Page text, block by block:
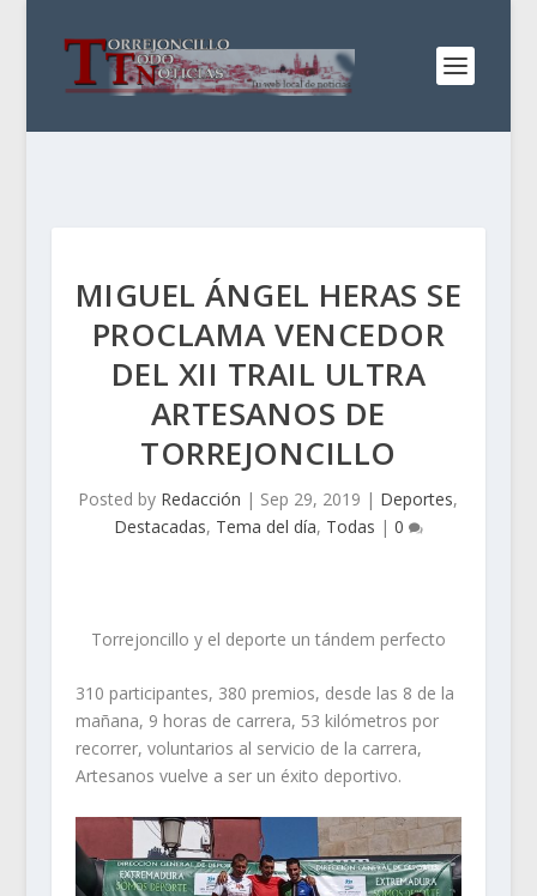
MIGUEL ÁNGEL HERAS SE
PROCLAMA VENCEDOR
DEL XII TRAIL ULTRA
ARTESANOS DE
TORREJONCILLO
Posted by Redacción | Sep 29, 2019 | Deportes,
Destacadas, Tema del día, Todas | 0
Torrejoncillo y el deporte un tándem perfecto
310 participantes, 380 premios, desde las 8 de la
mañana, 9 horas de carrera, 53 kilómetros por
recorrer, voluntarios al servicio de la carrera,
Artesanos vuelve a ser un éxito deportivo.